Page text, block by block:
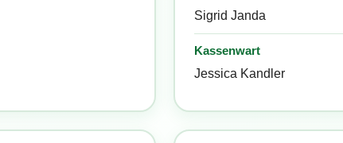
Sigrid Janda
Kassenwart
Jessica Kandler